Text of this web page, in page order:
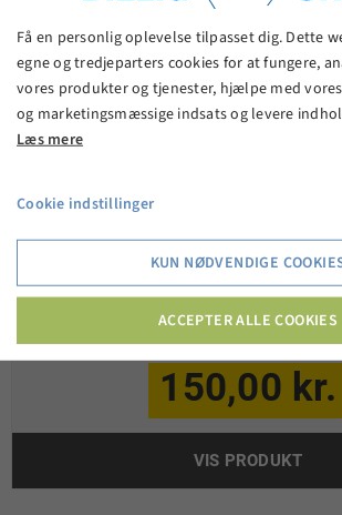
Didriksons Biggles børne
150,00 kr.
VIS PRODUKT
Få en personlig oplevelse tilpasset dig. Dette
egne og tredjeparters cookies for at fungere,
vores produkter og tjenester, hjælpe med
og marketingsmæssige indsats og levere
Læs mere
Cookie indstillinger
KUN NØDVENDIGE
ACCEPTER ALLE COOKIES